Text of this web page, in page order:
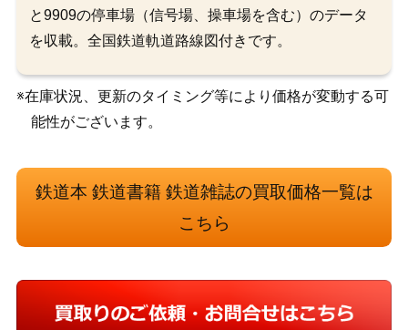
と9909の停車場（信号場、操車場を含む）のデータ
を収載。全国鉄道軌道路線図付きです。
※在庫状況、更新のタイミング等により価格が変動する可
能性がございます。
鉄道本 鉄道書籍 鉄道雑誌の買取価格一覧は
こちら